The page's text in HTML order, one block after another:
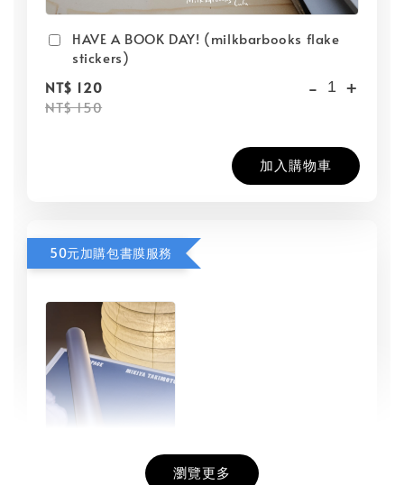
HAVE A BOOK DAY! (milkbarbooks flake
stickers)
NT$ 120
NT$ 150
- +
加入購物車
50元加購包書膜服務
瀏覽更多